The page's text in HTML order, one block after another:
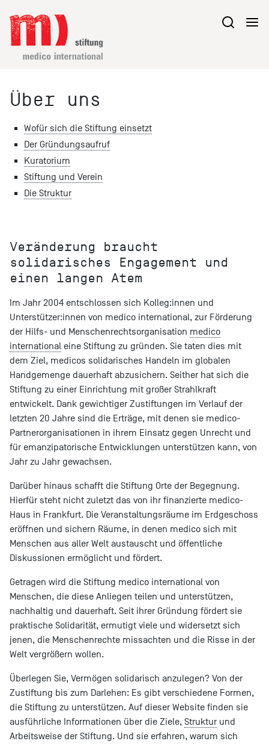
Über uns
Wofür sich die Stiftung einsetzt
Der Gründungsaufruf
Kuratorium
Stiftung und Verein
Die Struktur
Veränderung braucht
solidarisches Engagement und
einen langen Atem
Im Jahr 2004 entschlossen sich Kolleg:innen und
Unterstützer:innen von medico international, zur Förderung
der Hilfs- und Menschenrechtsorganisation medico
international eine Stiftung zu gründen. Sie taten dies mit
dem Ziel, medicos solidarisches Handeln im globalen
Handgemenge dauerhaft abzusichern. Seither hat sich die
Stiftung zu einer Einrichtung mit großer Strahlkraft
entwickelt. Dank gewichtiger Zustiftungen im Verlauf der
letzten 20 Jahre sind die Erträge, mit denen sie medico-
Partnerorganisationen in ihrem Einsatz gegen Unrecht und
für emanzipatorische Entwicklungen unterstützen kann, von
Jahr zu Jahr gewachsen.
Darüber hinaus schafft die Stiftung Orte der Begegnung.
Hierfür steht nicht zuletzt das von ihr finanzierte medico-
Haus in Frankfurt. Die Veranstaltungsräume im Erdgeschoss
eröffnen und sichern Räume, in denen medico sich mit
Menschen aus aller Welt austauscht und öffentliche
Diskussionen ermöglicht und fördert.
Getragen wird die Stiftung medico international von
Menschen, die diese Anliegen teilen und unterstützen,
nachhaltig und dauerhaft. Seit ihrer Gründung fördert sie
praktische Solidarität, ermutigt viele und widersetzt sich
jenen, die Menschenrechte missachten und die Risse in der
Welt vergrößern wollen.
Überlegen Sie, Vermögen solidarisch anzulegen? Von der
Zustiftung bis zum Darlehen: Es gibt verschiedene Formen,
die Stiftung zu unterstützen. Auf dieser Website finden sie
ausführliche Informationen über die Ziele, Struktur und
Arbeitsweise der Stiftung. Und sie erfahren, warum sich